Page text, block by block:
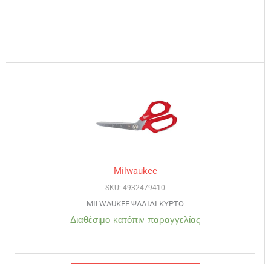
Milwaukee
SKU: 4932479410
MILWAUKEE ΨΑΛΙΔΙ ΚΥΡΤΟ
Διαθέσιμο κατόπιν παραγγελίας